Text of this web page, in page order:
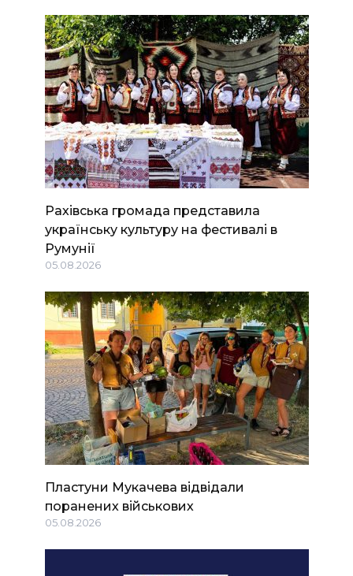
Рахівська громада представила
українську культуру на фестивалі в
Румунії
05.08.2026
Пластуни Мукачева відвідали
поранених військових
05.08.2026